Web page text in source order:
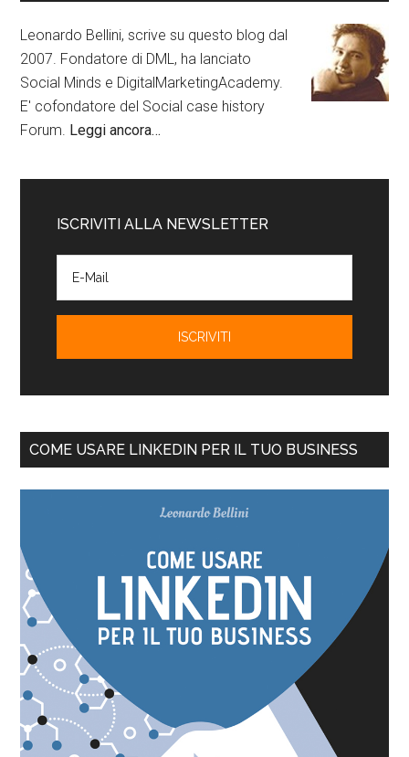
Leonardo Bellini, scrive su questo blog dal
2007. Fondatore di DML, ha lanciato
Social Minds e DigitalMarketingAcademy.
E' cofondatore del Social case history
Forum. Leggi ancora…
ISCRIVITI ALLA NEWSLETTER
COME USARE LINKEDIN PER IL TUO BUSINESS